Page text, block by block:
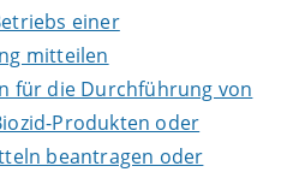
einer
mitteilen
für die Durchführung von
Produkten oder
beantragen oder